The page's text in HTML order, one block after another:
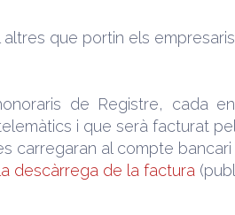
que portin els
de Registre, cada
i que serà facturat
carregaran al compte
descàrrega de la factura